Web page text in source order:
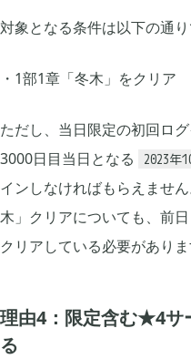
対象となる条件は以下の通り
1部1章「冬木」をクリア
ただし、当日限定の初回ロ
3000日目当日となる
2023年
インしなければもらえませ
木」クリアについても、前日
クリアしている必要がありま
理由4：限定含む★4サ
る
2022年02月
2021年12月
2021年08月